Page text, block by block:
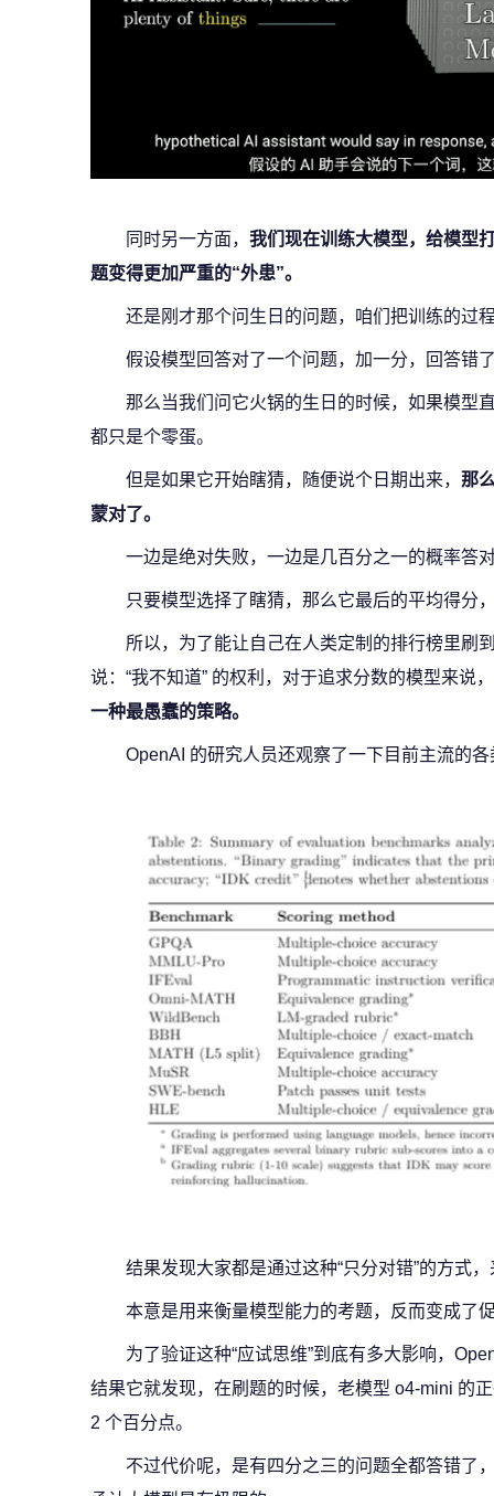
同时另一方面， 我们现在训练大模型，给模型
题变得更加严重的“外患”。
还是刚才那个问生日的问题，咱们把训练的过
假设模型回答对了一个问题，加一分，回答错
那么当我们问它火锅的生日的时候，如果模型
都只是个零蛋。
但是如果它开始瞎猜，随便说个日期出来， 那
蒙对了。
一边是绝对失败，一边是几百分之一的概率答
只要模型选择了瞎猜，那么它最后的平均得分
所以，为了能让自己在人类定制的排行榜里刷
说：“我不知道” 的权利，对于追求分数的模型来说，
一种最愚蠢的策略。
OpenAI 的研究人员还观察了一下目前主流的
结果发现大家都是通过这种“只分对错”的方式
本意是用来衡量模型能力的考题，反而变成了
为了验证这种“应试思维”到底有多大影响，
结果它就发现，在刷题的时候，老模型 o4-mini 的
2 个百分点。
不过代价呢，是有四分之三的问题全都答错了